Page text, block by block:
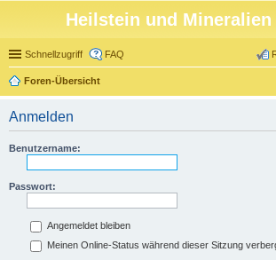
Heilstein und Mineralien
Schnellzugriff FAQ
Foren-Übersicht
Anmelden
Benutzername:
Passwort:
Angemeldet bleiben
Meinen Online-Status während dieser Sitzung